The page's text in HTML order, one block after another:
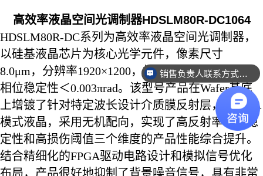
高效率液晶空间光调制器HDSLM80R-DC1064
HDSLM80R-DC系列为高效率液晶空间光调制器，
以硅基液晶芯片为核心光学元件，像素尺寸
8.0μm，分辨率1920×1200，相位线性度＞99.98%，
相位稳定性＜0.003πrad。该型号产品在Wafer基底
上增镀了针对特定波长设计介质膜反射层，融合VA
模式液晶，采用无机配向，实现了高反射率、高稳
定性和高损伤阈值三个维度的产品性能综合提升。
结合精细化的FPGA驱动电路设计和模拟信号优化
布局，产品很好地抑制了背景噪音信号，具有非常
销售负责人联系方式是多少？